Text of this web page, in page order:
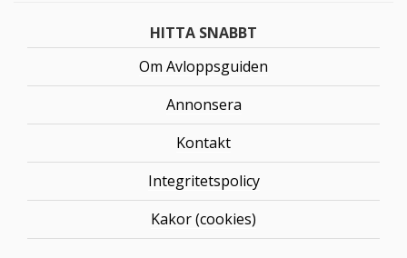
HITTA SNABBT
Om Avloppsguiden
Annonsera
Kontakt
Integritetspolicy
Kakor (cookies)